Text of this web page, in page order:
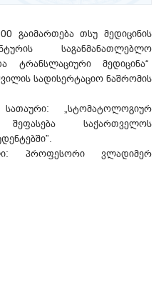
გაიმართება თსუ მედიცინის
საგანმანათლებლო
ტრანსლაციური მედიცინა“
სადისერტაციო ნაშრომის
„სტომატოლოგიურ
საქართველოს
პროფესორი ვლადიმერ